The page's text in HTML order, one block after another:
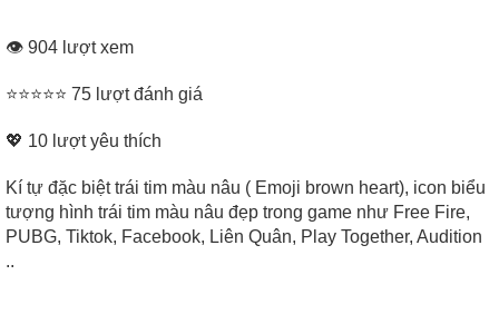
👁 904 lượt xem
⭐⭐⭐⭐⭐ 75 lượt đánh giá
💖 10 lượt yêu thích
Kí tự đặc biệt trái tim màu nâu ( Emoji brown heart), icon biểu
tượng hình trái tim màu nâu đẹp trong game như Free Fire,
PUBG, Tiktok, Facebook, Liên Quân, Play Together, Audition
..